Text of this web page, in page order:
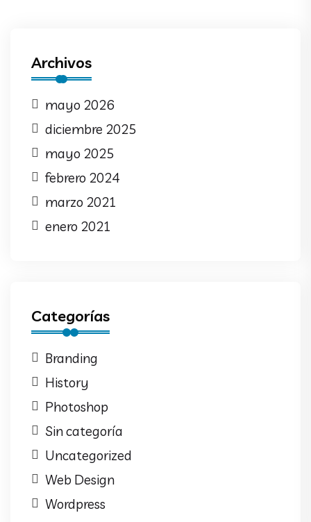
Archivos
mayo 2026
diciembre 2025
mayo 2025
febrero 2024
marzo 2021
enero 2021
Categorías
Branding
History
Photoshop
Sin categoría
Uncategorized
Web Design
Wordpress